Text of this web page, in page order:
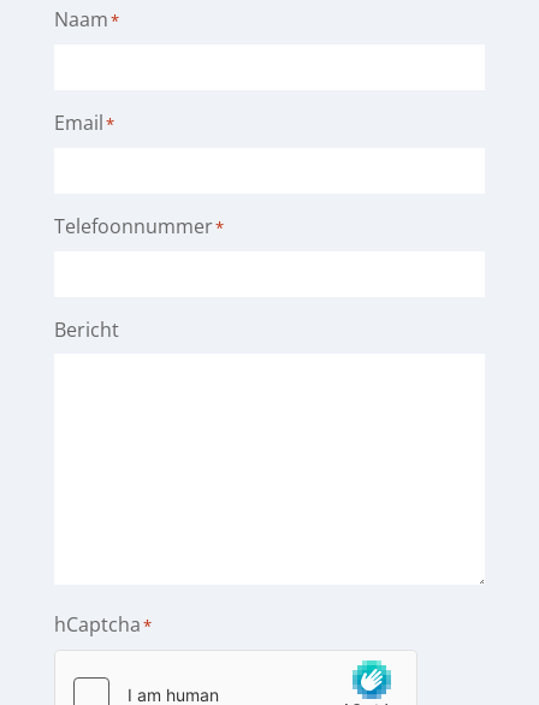
Naam*
Email*
Telefoonnummer*
Bericht
hCaptcha*